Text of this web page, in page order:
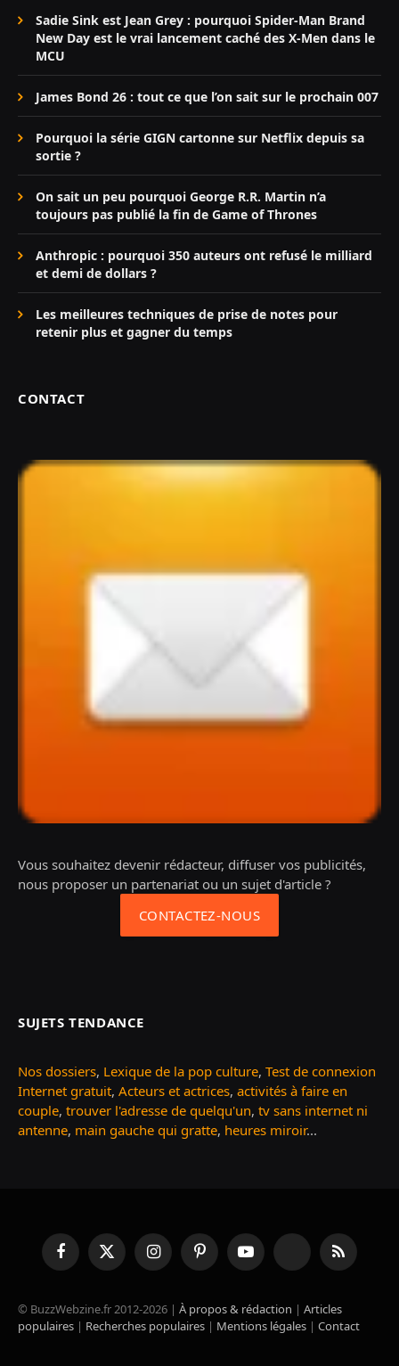
Sadie Sink est Jean Grey : pourquoi Spider-Man Brand
New Day est le vrai lancement caché des X-Men dans le
MCU
James Bond 26 : tout ce que l’on sait sur le prochain 007
Pourquoi la série GIGN cartonne sur Netflix depuis sa
sortie ?
On sait un peu pourquoi George R.R. Martin n’a
toujours pas publié la fin de Game of Thrones
Anthropic : pourquoi 350 auteurs ont refusé le milliard
et demi de dollars ?
Les meilleures techniques de prise de notes pour
retenir plus et gagner du temps
CONTACT
Vous souhaitez devenir rédacteur, diffuser vos publicités,
nous proposer un partenariat ou un sujet d'article ?
CONTACTEZ-NOUS
SUJETS TENDANCE
Nos dossiers, Lexique de la pop culture, Test de connexion
Internet gratuit, Acteurs et actrices, activités à faire en
couple, trouver l'adresse de quelqu'un, tv sans internet ni
antenne, main gauche qui gratte, heures miroir...
FacebookX
(Twitter)
InstagramPinterestYouTube TikTok RSS
© BuzzWebzine.fr 2012-2026 | À propos & rédaction | Articles
populaires | Recherches populaires | Mentions légales | Contact